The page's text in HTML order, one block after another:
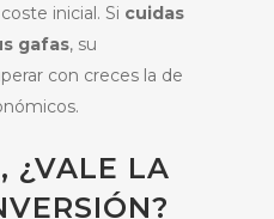
inicial. Si cuidas
gafas, su
con creces la de
¿VALE LA